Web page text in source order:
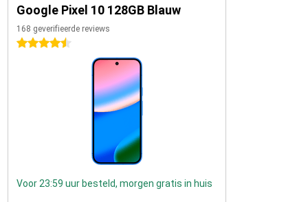
Google Pixel 10 128GB Blauw
168 geverifieerde reviews
4.5 sterren
Voor 23:59 uur besteld, morgen gratis in huis